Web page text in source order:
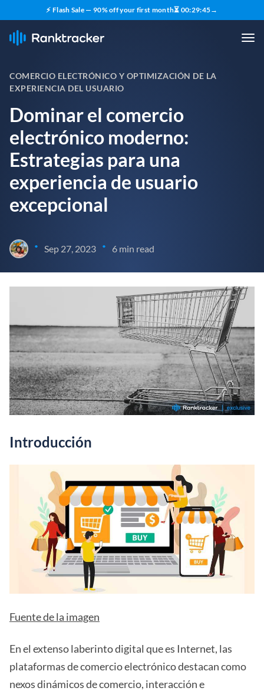
⚡ Flash Sale — 90% off your first month⏳ 00:29:44→
COMERCIO ELECTRÓNICO Y OPTIMIZACIÓN DE LA
EXPERIENCIA DEL USUARIO
Dominar el comercio
electrónico moderno:
Estrategias para una
experiencia de usuario
excepcional
• Sep 27, 2023 • 6 min read
Introducción
Fuente de la imagen
En el extenso laberinto digital que es Internet, las
plataformas de comercio electrónico destacan como
nexos dinámicos de comercio, interacción e